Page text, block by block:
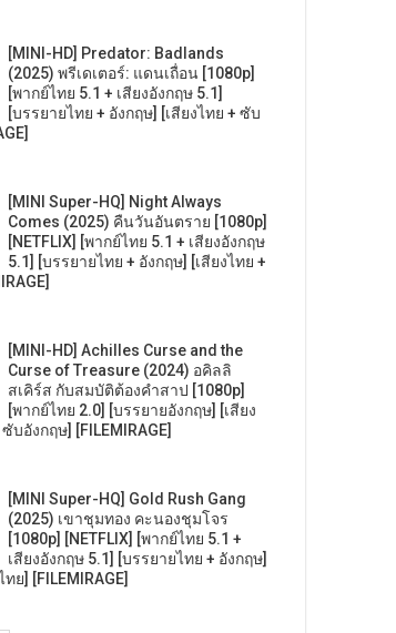
[MINI-HD] Predator: Badlands
(2025) พรีเดเตอร์: แดนเถื่อน [1080p]
[พากย์ไทย 5.1 + เสียงอังกฤษ 5.1]
[บรรยายไทย + อังกฤษ] [เสียงไทย + ซับ
[MINI Super-HQ] Night Always
Comes (2025) คืนวันอันตราย [1080p]
[NETFLIX] [พากย์ไทย 5.1 + เสียงอังกฤษ
5.1] [บรรยายไทย + อังกฤษ] [เสียงไทย +
[MINI-HD] Achilles Curse and the
Curse of Treasure (2024) อคิลลิ
สเคิร์ส กับสมบัติต้องคำสาป [1080p]
[พากย์ไทย 2.0] [บรรยายอังกฤษ] [เสียง
บอังกฤษ] [FILEMIRAGE]
[MINI Super-HQ] Gold Rush Gang
(2025) เขาชุมทอง คะนองชุมโจร
[1080p] [NETFLIX] [พากย์ไทย 5.1 +
เสียงอังกฤษ 5.1] [บรรยายไทย + อังกฤษ]
ย] [FILEMIRAGE]